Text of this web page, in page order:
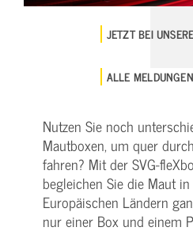
JETZT BEI
ALLE MELDUNGEN
Nutzen Sie noch
Mautboxen, um quer
fahren? Mit der SVG-
begleichen Sie die Maut
Europäischen Ländern
nur einer Box und einem